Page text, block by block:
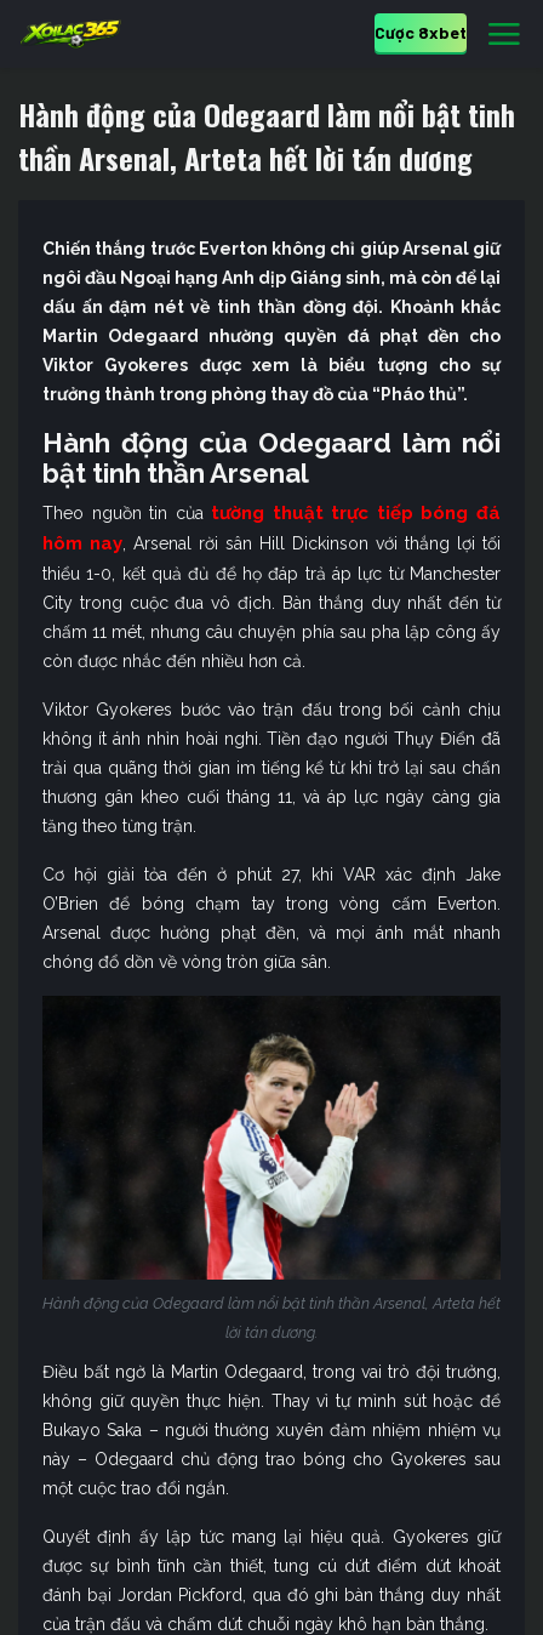
Cược 8xbet
Hành động của Odegaard làm nổi bật tinh
thần Arsenal, Arteta hết lời tán dương
Chiến thắng trước Everton không chỉ giúp Arsenal giữ
ngôi đầu Ngoại hạng Anh dịp Giáng sinh, mà còn để lại
dấu ấn đậm nét về tinh thần đồng đội. Khoảnh khắc
Martin Odegaard nhường quyền đá phạt đền cho
Viktor Gyokeres được xem là biểu tượng cho sự
trưởng thành trong phòng thay đồ của “Pháo thủ”.
Hành động của Odegaard làm nổi
bật tinh thần Arsenal
Theo nguồn tin của tường thuật trực tiếp bóng đá
hôm nay , Arsenal rời sân Hill Dickinson với thắng lợi tối
thiểu 1-0, kết quả đủ để họ đáp trả áp lực từ Manchester
City trong cuộc đua vô địch. Bàn thắng duy nhất đến từ
chấm 11 mét, nhưng câu chuyện phía sau pha lập công ấy
còn được nhắc đến nhiều hơn cả.
Viktor Gyokeres bước vào trận đấu trong bối cảnh chịu
không ít ánh nhìn hoài nghi. Tiền đạo người Thụy Điển đã
trải qua quãng thời gian im tiếng kể từ khi trở lại sau chấn
thương gân kheo cuối tháng 11, và áp lực ngày càng gia
tăng theo từng trận.
Cơ hội giải tỏa đến ở phút 27, khi VAR xác định Jake
O’Brien để bóng chạm tay trong vòng cấm Everton.
Arsenal được hưởng phạt đền, và mọi ánh mắt nhanh
chóng đổ dồn về vòng tròn giữa sân.
Hành động của Odegaard làm nổi bật tinh thần Arsenal, Arteta hết
lời tán dương.
Điều bất ngờ là Martin Odegaard, trong vai trò đội trưởng,
không giữ quyền thực hiện. Thay vì tự mình sút hoặc để
Bukayo Saka – người thường xuyên đảm nhiệm nhiệm vụ
này – Odegaard chủ động trao bóng cho Gyokeres sau
một cuộc trao đổi ngắn.
Quyết định ấy lập tức mang lại hiệu quả. Gyokeres giữ
được sự bình tĩnh cần thiết, tung cú dứt điểm dứt khoát
đánh bại Jordan Pickford, qua đó ghi bàn thắng duy nhất
của trận đấu và chấm dứt chuỗi ngày khô hạn bàn thắng.